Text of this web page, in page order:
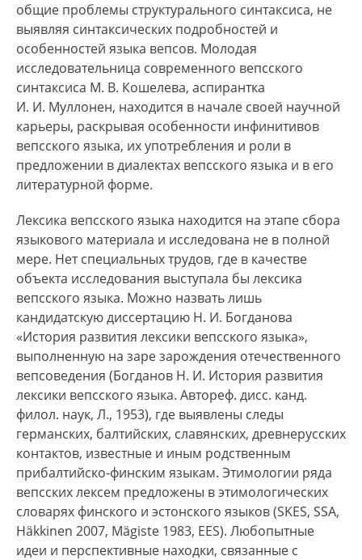
общие проблемы структурального синтаксиса, не
выявляя синтаксических подробностей и
особенностей языка вепсов. Молодая
исследовательница современного вепсского
синтаксиса М. В. Кошелева, аспирантка
И. И. Муллонен, находится в начале своей научной
карьеры, раскрывая особенности инфинитивов
вепсского языка, их употребления и роли в
предложении в диалектах вепсского языка и в его
литературной форме.
Лексика вепсского языка находится на этапе сбора
языкового материала и исследована не в полной
мере. Нет специальных трудов, где в качестве
объекта исследования выступала бы лексика
вепсского языка. Можно назвать лишь
кандидатскую диссертацию Н. И. Богданова
«История развития лексики вепсского языка»,
выполненную на заре зарождения отечественного
вепсоведения (Богданов Н. И. История развития
лексики вепсского языка. Автореф. дисс. канд.
филол. наук, Л., 1953), где выявлены следы
германских, балтийских, славянских, древнерусских
контактов, известные и иным родственным
прибалтийско-финским языкам. Этимологии ряда
вепсских лексем предложены в этимологических
словарях финского и эстонского языков (SKES, SSA,
Häkkinen 2007, Mägiste 1983, EES). Любопытные
идеи и перспективные находки, связанные с